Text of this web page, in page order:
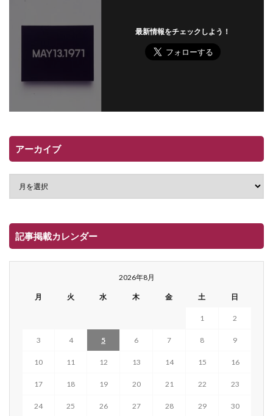
最新情報をチェックしよう！
アーカイブ
記事掲載カレンダー
2026年8月
月 火 水 木 金 土 日
1 2
3 4 5 6 7 8 9
10 11 12 13 14 15 16
17 18 19 20 21 22 23
24 25 26 27 28 29 30